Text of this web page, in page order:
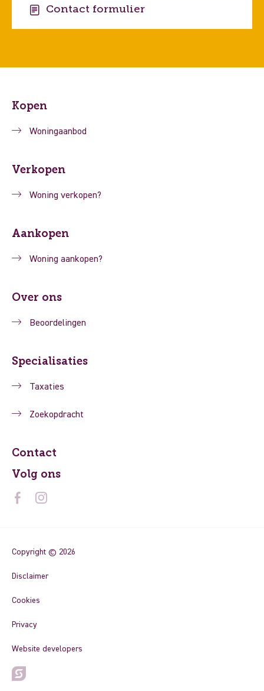
Contact formulier
Kopen
Woningaanbod
Verkopen
Woning verkopen?
Aankopen
Woning aankopen?
Over ons
Beoordelingen
Specialisaties
Taxaties
Zoekopdracht
Contact
Volg ons
Copyright © 2026
Disclaimer
Cookies
Privacy
Website developers